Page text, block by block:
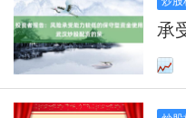
承
使